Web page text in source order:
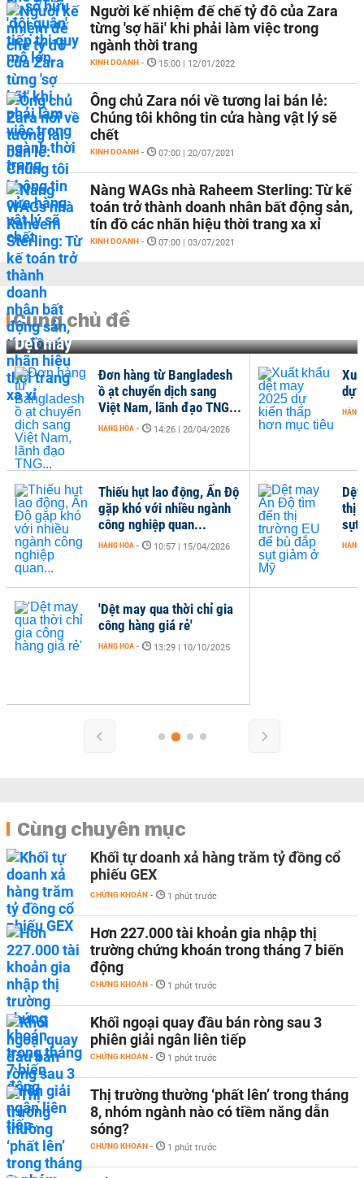
Người kế nhiệm đế chế tỷ đô của Zara
từng 'sợ hãi' khi phải làm việc trong
ngành thời trang
KINH DOANH - 15:00 | 12/01/2022
Ông chủ Zara nói về tương lai bán lẻ:
Chúng tôi không tin cửa hàng vật lý sẽ
chết
KINH DOANH - 07:00 | 20/07/2021
Nàng WAGs nhà Raheem Sterling: Từ kế
toán trở thành doanh nhân bất động sản,
tín đồ các nhãn hiệu thời trang xa xỉ
KINH DOANH - 07:00 | 03/07/2021
Cùng chủ đề
Dệt may
Đơn hàng từ Bangladesh
ồ ạt chuyển dịch sang
Việt Nam, lãnh đạo TNG...
HÀNG HÓA - 14:26 | 20/04/2026
Thiếu hụt lao động, Ấn Độ
gặp khó với nhiều ngành
công nghiệp quan...
HÀNG HÓA - 10:57 | 15/04/2026
dự
HÀNG
thị
sụt
HÀNG
'Dệt may qua thời chỉ gia
công hàng giá rẻ'
HÀNG HÓA - 13:29 | 10/10/2025
Cùng chuyên mục
Khối tự doanh xả hàng trăm tỷ đồng cổ
phiếu GEX
CHỨNG KHOÁN - 1 phút trước
Hơn 227.000 tài khoản gia nhập thị
trường chứng khoán trong tháng 7 biến
động
CHỨNG KHOÁN - 1 phút trước
Khối ngoại quay đầu bán ròng sau 3
phiên giải ngân liên tiếp
CHỨNG KHOÁN - 1 phút trước
Thị trường thường ‘phất lên’ trong tháng
8, nhóm ngành nào có tiềm năng dẫn
sóng?
CHỨNG KHOÁN - 1 phút trước